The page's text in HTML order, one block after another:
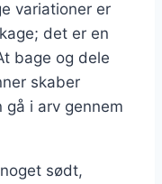
variationer er
det er en
bage og dele
skaber
gå i arv gennem
sødt,